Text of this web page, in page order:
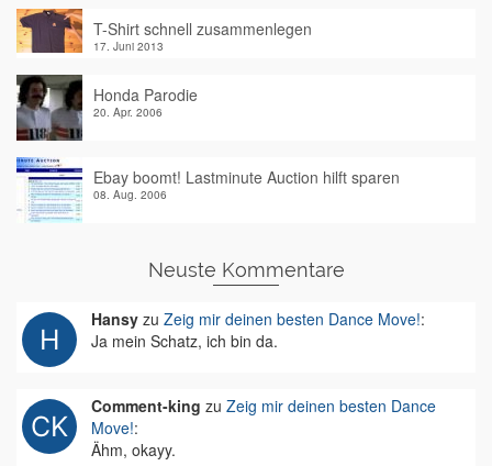
T-Shirt schnell zusammenlegen
17. Juni 2013
Honda Parodie
20. Apr. 2006
Ebay boomt! Lastminute Auction hilft sparen
08. Aug. 2006
Neuste Kommentare
Hansy zu Zeig mir deinen besten Dance Move!:
Ja mein Schatz, ich bin da.
Comment-king zu Zeig mir deinen besten Dance
Move!:
Ähm, okayy.